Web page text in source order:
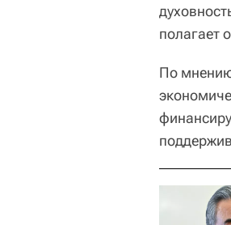
полагает
По